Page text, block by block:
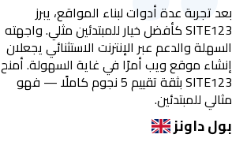
بعد تجربة عدة أدوات لبناء المواقع، يبرز
SITE123 كأفضل خيار للمبتدئين مثلي. واجهته
السهلة والدعم عبر الإنترنت الاستثنائي يجعلان
إنشاء موقع ويب أمرًا في غاية السهولة. أمنح
SITE123 بثقة تقييم 5 نجوم كاملًا — فهو
مثالي للمبتدئين.
بول داونز